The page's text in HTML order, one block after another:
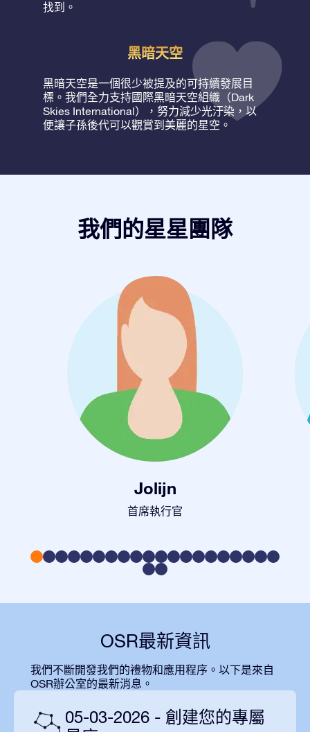
找到。
黑暗天空
黑暗天空是一個很少被提及的可持續發展目
標。我們全力支持國際黑暗天空組織（Dark
Skies International），努力減少光汙染，以
便讓子孫後代可以觀賞到美麗的星空。
我們的星星團隊
Jolijn
首席執行官
OSR最新資訊
我們不斷開發我們的禮物和應用程序。以下是來自
OSR辦公室的最新消息。
05-03-2026 - 創建您的專屬